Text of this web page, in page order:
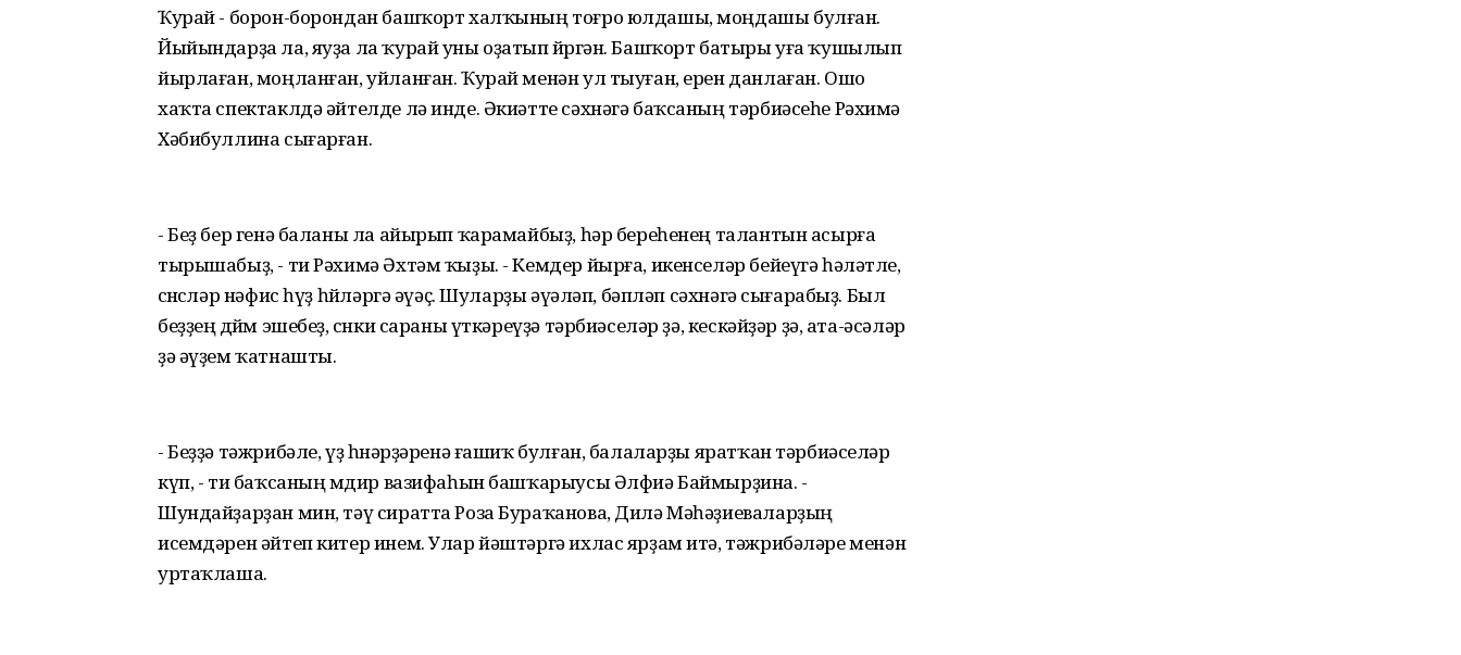
Ҡурай - борон-борондан башҡорт халҡының тоғро юлдашы, моңдашы булған.
Йыйындарҙа ла, яуҙа ла ҡурай уны оҙатып йөрөгән. Башҡорт батыры уға ҡушылып
йырлаған, моңланған, уйланған. Ҡурай менән ул тыуған, ерен данлаған. Ошо
хаҡта спектаклдә әйтелде лә инде. Әкиәтте сәхнәгә баҡсаның тәрбиәсеһе Рәхимә
Хәбибуллина сығарған.
- Беҙ бер генә баланы ла айырып ҡарамайбыҙ, һәр береһенең талантын асырға
тырышабыҙ, - ти Рәхимә Әхтәм ҡыҙы. - Кемдер йырға, икенселәр бейеүгә һәләтле,
өсөнсөләр нәфис һүҙ һөйләргә әүәҫ. Шуларҙы әүәләп, бәпләп сәхнәгә сығарабыҙ. Был
беҙҙең дөйөм эшебеҙ, сөнки сараны үткәреүҙә тәрбиәселәр ҙә, кескәйҙәр ҙә, ата-әсәләр
ҙә әүҙем ҡатнашты.
- Беҙҙә тәжрибәле, үҙ һөнәрҙәренә ғашиҡ булған, балаларҙы яратҡан тәрбиәселәр
күп, - ти баҡсаның мөдир вазифаһын башҡарыусы Әлфиә Баймырҙина. -
Шундайҙарҙан мин, тәү сиратта Роза Бураҡанова, Дилә Мәһәҙиеваларҙың
исемдәрен әйтеп китер инем. Улар йәштәргә ихлас ярҙам итә, тәжрибәләре менән
уртаҡлаша.